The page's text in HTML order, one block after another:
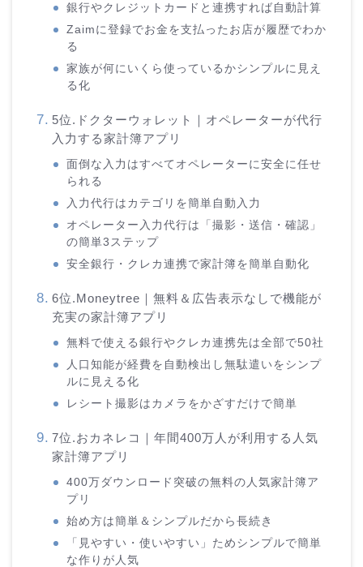
銀行やクレジットカードと連携すれば自動計算
Zaimに登録でお金を支払ったお店が履歴でわか
る
家族が何にいくら使っているかシンプルに見え
る化
5位.ドクターウォレット｜オペレーターが代行
入力する家計簿アプリ
面倒な入力はすべてオペレーターに安全に任せ
られる
入力代行はカテゴリを簡単自動入力
オペレーター入力代行は「撮影・送信・確認」
の簡単3ステップ
安全銀行・クレカ連携で家計簿を簡単自動化
6位.Moneytree｜無料＆広告表示なしで機能が
充実の家計簿アプリ
無料で使える銀行やクレカ連携先は全部で50社
人口知能が経費を自動検出し無駄遣いをシンプ
ルに見える化
レシート撮影はカメラをかざすだけで簡単
7位.おカネレコ｜年間400万人が利用する人気
家計簿アプリ
400万ダウンロード突破の無料の人気家計簿ア
プリ
始め方は簡単＆シンプルだから長続き
「見やすい・使いやすい」ためシンプルで簡単
な作りが人気